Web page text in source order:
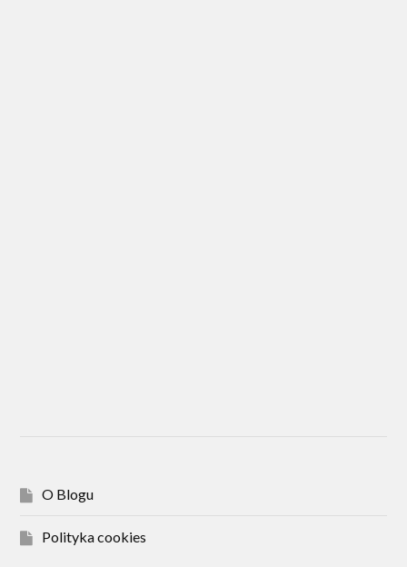
O Blogu
Polityka cookies